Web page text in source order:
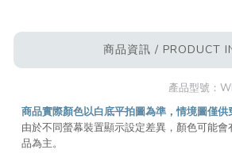
商品資訊 / PRODUCT
產品型號：
商品實際顏色以白底平拍圖為準，情境圖僅供
由於不同螢幕裝置顯示設定差異，顏色可能
品為主。